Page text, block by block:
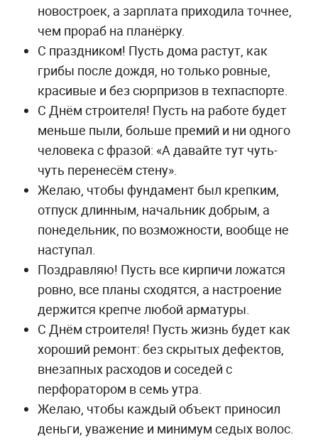
новостроек, а зарплата приходила точнее,
чем прораб на планёрку.
С праздником! Пусть дома растут, как
грибы после дождя, но только ровные,
красивые и без сюрпризов в техпаспорте.
С Днём строителя! Пусть на работе будет
меньше пыли, больше премий и ни одного
человека с фразой: «А давайте тут чуть-
чуть перенесём стену».
Желаю, чтобы фундамент был крепким,
отпуск длинным, начальник добрым, а
понедельник, по возможности, вообще не
наступал.
Поздравляю! Пусть все кирпичи ложатся
ровно, все планы сходятся, а настроение
держится крепче любой арматуры.
С Днём строителя! Пусть жизнь будет как
хороший ремонт: без скрытых дефектов,
внезапных расходов и соседей с
перфоратором в семь утра.
Желаю, чтобы каждый объект приносил
деньги, уважение и минимум седых волос.